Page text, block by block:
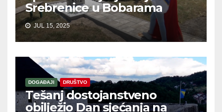
Srebrenice u Bobarama
JUL 15, 2025
DOGAĐAJI DRUŠTVO
Tešanj dostojanstveno
obilježio Dan sjećanja na